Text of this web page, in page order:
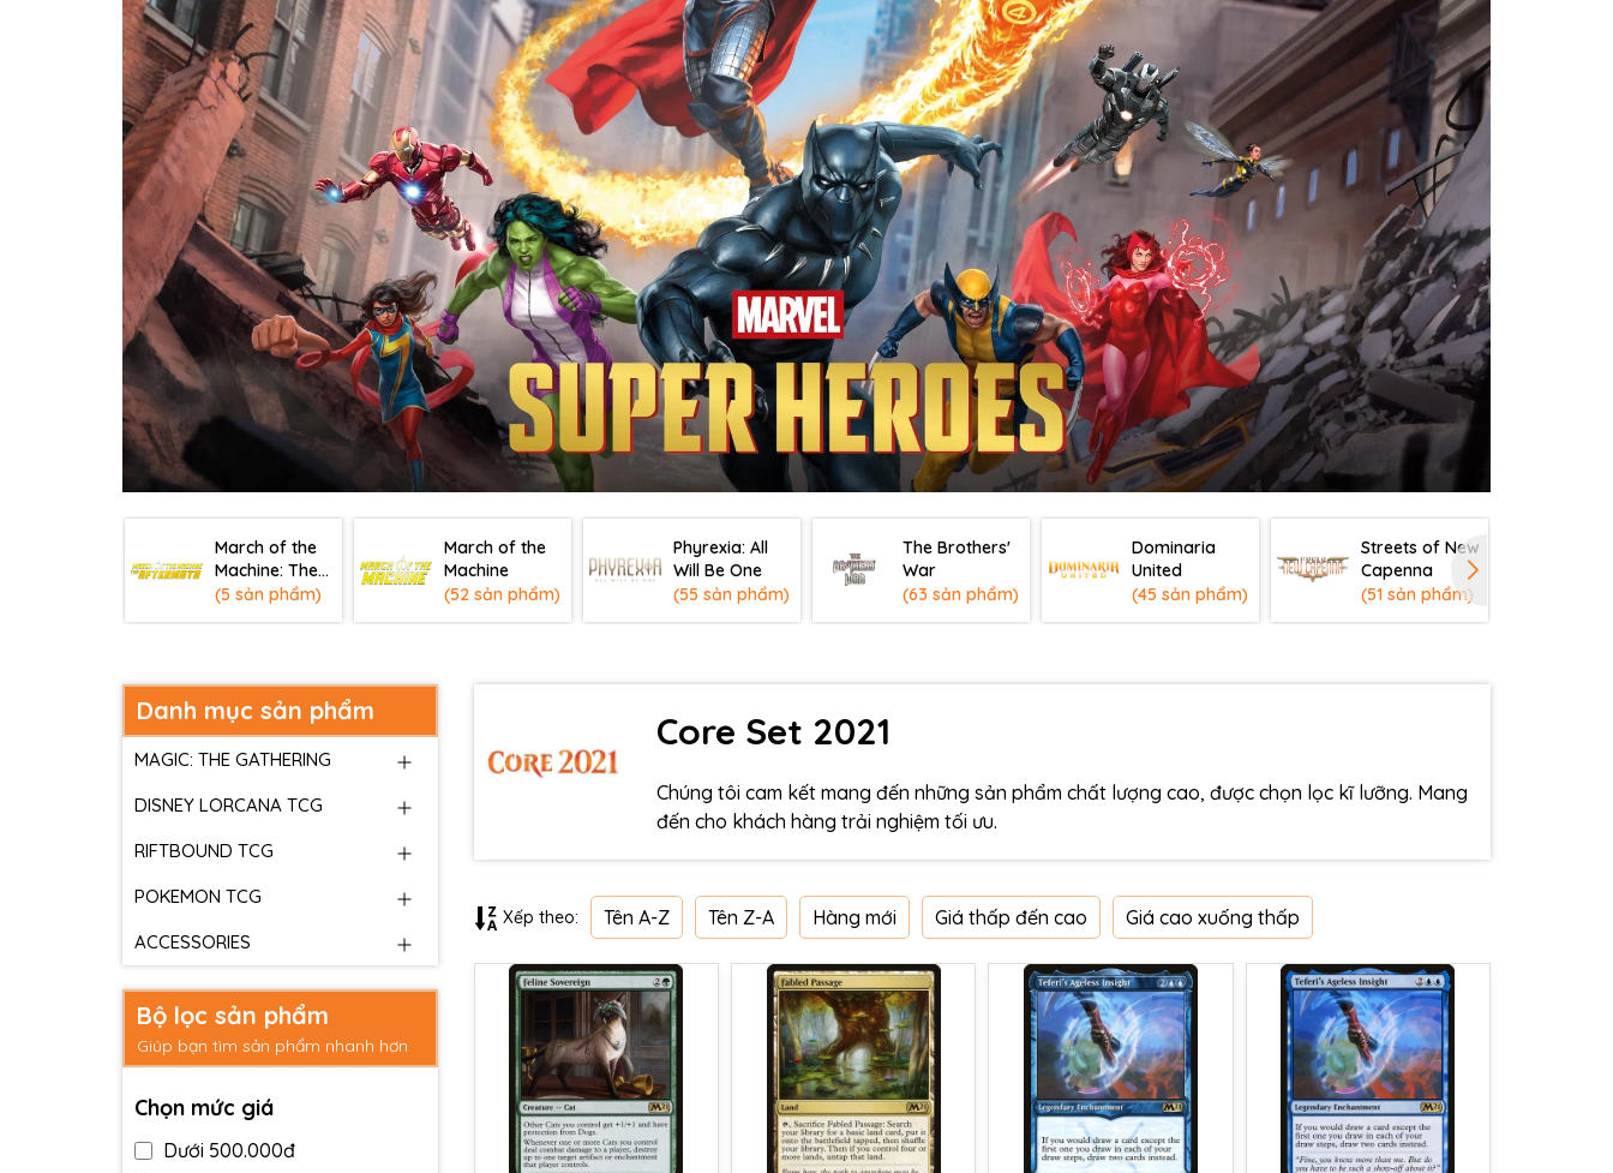
March of the
Machine: The
Aftermath
(5 sản phẩm)
March of the
Machine
(52 sản phẩm)
Phyrexia: All
Will Be One
(55 sản phẩm)
The Brothers'
War
(63 sản phẩm)
Dominaria
United
(45 sản phẩm)
Streets of New
Capenna
(51 sản phẩm)
Danh mục sản phẩm
MAGIC: THE GATHERING
DISNEY LORCANA TCG
RIFTBOUND TCG
POKEMON TCG
ACCESSORIES
Bộ lọc sản phẩm
Giúp bạn tìm sản phẩm nhanh hơn
Chọn mức giá
Dưới 500.000đ
Core Set 2021
Chúng tôi cam kết mang đến những sản phẩm chất lượng cao, được chọn lọc kĩ lưỡng. Mang
đến cho khách hàng trải nghiệm tối ưu.
Xếp theo: Tên A-Z Tên Z-A Hàng mới Giá thấp đến cao Giá cao xuống thấp